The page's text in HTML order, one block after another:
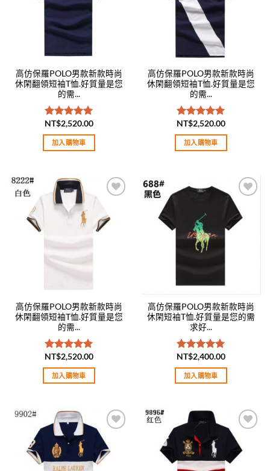
高仿保羅POLO男款新款時尚
休閑翻領短袖T恤.好質量是您
的需...
評分5.00
滿分 5
NT$2,520.00
加入購物車
高仿保羅POLO男款新款時尚
休閑翻領短袖T恤.好質量是您
的需...
評分5.00
滿分 5
NT$2,520.00
加入購物車
高仿保羅POLO男款新款時尚
休閑翻領短袖T恤.好質量是您
的需...
評分5.00
滿分 5
NT$2,520.00
加入購物車
Add to
wishlist
高仿保羅POLO男款新款時尚
休閑短袖T恤.好質量是您的需
求好...
評分5.00
滿分 5
NT$2,400.00
加入購物車
Add to
wishlist
Add to
wishlist